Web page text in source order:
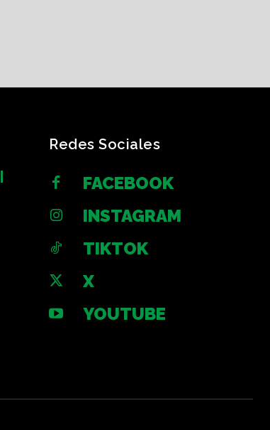
Redes Sociales
FACEBOOK
INSTAGRAM
TIKTOK
X
YOUTUBE